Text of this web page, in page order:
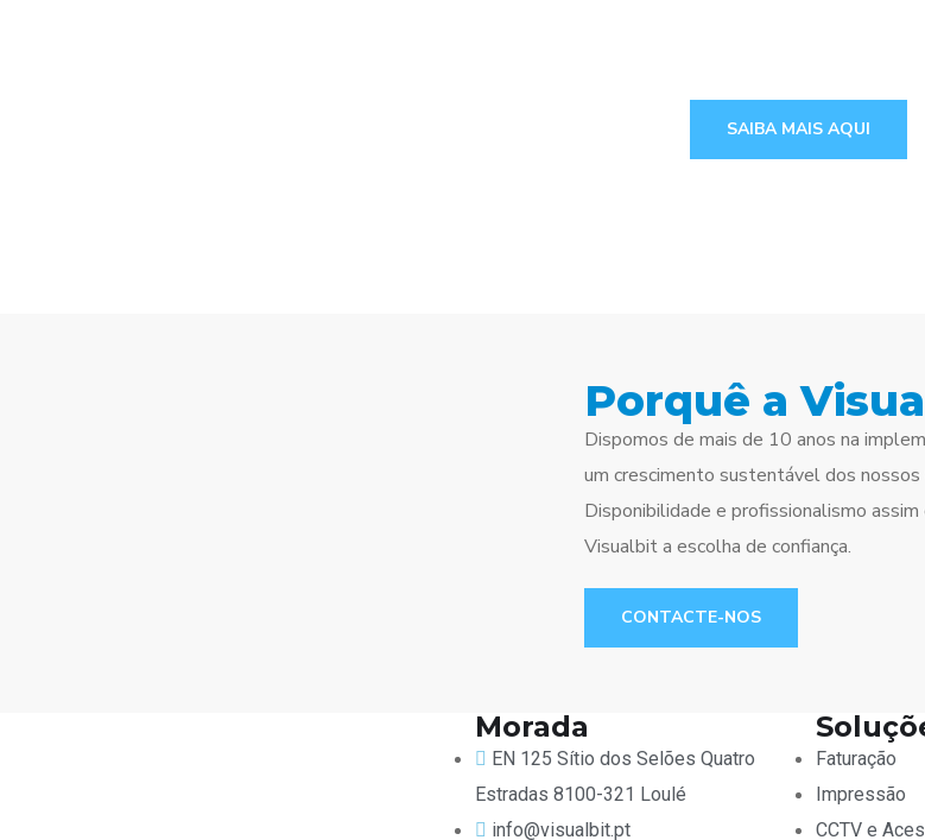
SAIBA MAIS AQUI
Porquê a
Dispomos de mais de 10 anos na
um crescimento sustentável dos nossos
Disponibilidade e profissionalismo
Visualbit a escolha de confiança.
CONTACTE-NOS
Morada
EN 125 Sítio dos Selões Quatro
Estradas 8100-321 Loulé
info@visualbit.pt
Faturação
Impressão
CCTV e